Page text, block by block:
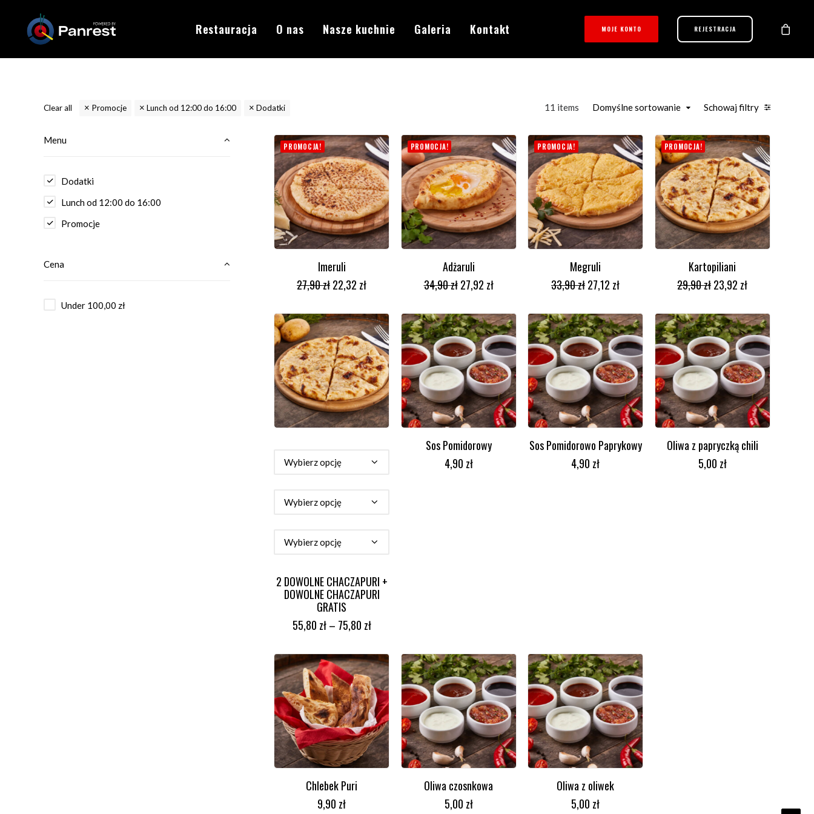
Restauracja O nas Nasze kuchnie Galeria Kontakt MOJE KONTO REJESTRACJA
Schowaj filtry
Domyślne sortowanie
11 items
Clear all Promocje Lunch od 12:00 do 16:00 Dodatki
Menu
Dodatki
Lunch od 12:00 do 16:00
Promocje
Cena
Under 100,00 zł
PROMOCJA!
DODAJ DO KOSZYKA
Imeruli
27,90zł22,32 zł
PROMOCJA!
DODAJ DO KOSZYKA
Adżaruli
34,90zł 27,92 zł
PROMOCJA!
DODAJ DO KOSZYKA
Megruli
33,90zł27,12 zł
PROMOCJA!
DODAJ DO KOSZYKA
Kartopiliani
29,90zł23,92 zł
2 DOWOLNE CHACZAPURI +
DOWOLNE CHACZAPURI
GRATIS
55,80 zł– 75,80 zł
DODAJ DO KOSZYKA
Sos Pomidorowy
4,90 zł
DODAJ DO KOSZYKA
Sos Pomidorowo Paprykowy
4,90 zł
DODAJ DO KOSZYKA
Oliwa z papryczką chili
5,00 zł
DODAJ DO KOSZYKA
Chlebek Puri
9,90 zł
DODAJ DO KOSZYKA
Oliwa czosnkowa
5,00 zł
DODAJ DO KOSZYKA
Oliwa z oliwek
5,00 zł